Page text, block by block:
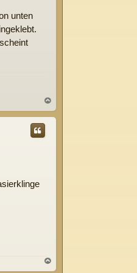
unten
a
c
a